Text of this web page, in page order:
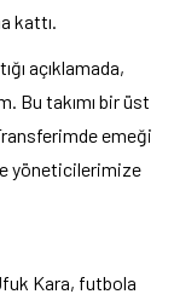
kattı.
açıklamada,
Bu takımı bir üst
emeği
yöneticilerimize
Kara, futbola